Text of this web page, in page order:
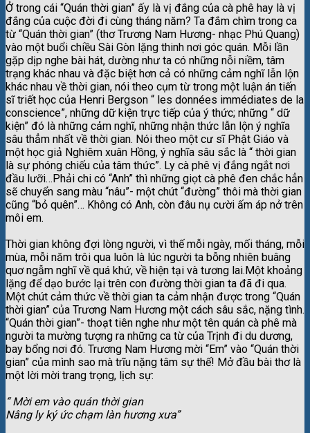
Ở trong cái “Quán thời gian” ấy là vị đắng của cà phê hay là vị
đắng của cuộc đời đi cùng tháng năm? Ta đắm chìm trong ca
từ “Quán thời gian” (thơ Trương Nam Hương- nhạc Phú Quang)
vào một buổi chiều Sài Gòn lặng thinh nơi góc quán. Mỗi lần
gặp dịp nghe bài hát, dường như ta có những nỗi niềm, tâm
trạng khác nhau và đặc biệt hơn cả có những cảm nghĩ lẫn lộn
khác nhau về thời gian, nói theo cụm từ trong một luận án tiến
sĩ triết học của Henri Bergson “ les données immédiates de la
conscience”, những dữ kiện trực tiếp của ý thức; những “ dữ
kiện” đó là những cảm nghĩ, những nhận thức lẫn lộn ý nghĩa
sâu thẳm nhất về thời gian. Nói theo một cư sĩ Phật Giáo và
một học giả Nghiêm xuân Hồng, ý nghĩa sâu sắc là “ thời gian
là sự phóng chiếu của tâm thức”. Ly cà phê vị đắng ngắt nơi
đầu lưỡi…Phải chi có “Anh” thì những giọt cà phê đen chắc hẳn
sẽ chuyển sang màu “nâu”- một chút “đường” thôi mà thời gian
cũng “bỏ quên”… Không có Anh, còn đâu nụ cười ấm áp nở trên
môi em.
Thời gian không đợi lòng người, vì thế mỗi ngày, mối tháng, mỗi
mùa, mỗi năm trôi qua luôn là lúc người ta bỗng nhiên buâng
quơ ngẫm nghĩ về quá khứ, về hiện tại và tương lai.Một khoảng
lặng để dạo bước lại trên con đường thời gian ta đã đi qua.
Một chút cảm thức về thời gian ta cảm nhận được trong “Quán
thời gian” của Trương Nam Hương một cách sâu sắc, nặng tình.
“Quán thời gian”- thoạt tiên nghe như một tên quán cà phê mà
người ta mường tượng ra những ca từ của Trịnh đi du dương,
bay bổng nơi đó. Trương Nam Hương mời “Em” vào “Quán thời
gian” của mình sao mà trĩu nặng tâm sự thế! Mở đầu bài thơ là
một lời mời trang trọng, lịch sự:
“ Mời em vào quán thời gian
Nâng ly ký ức chạm làn hương xưa”